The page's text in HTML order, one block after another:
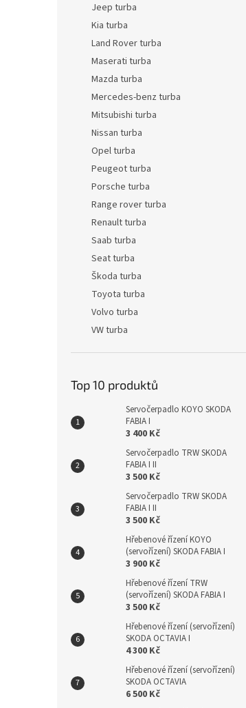
Jeep turba
Kia turba
Land Rover turba
Maserati turba
Mazda turba
Mercedes-benz turba
Mitsubishi turba
Nissan turba
Opel turba
Peugeot turba
Porsche turba
Range rover turba
Renault turba
Saab turba
Seat turba
Škoda turba
Toyota turba
Volvo turba
VW turba
Top 10 produktů
Servočerpadlo KOYO SKODA
FABIA I
3 400 Kč
Servočerpadlo TRW SKODA
FABIA I II
3 500 Kč
Servočerpadlo TRW SKODA
FABIA I II
3 500 Kč
Hřebenové řízení KOYO
(servořízení) SKODA FABIA I
3 900 Kč
Hřebenové řízení TRW
(servořízení) SKODA FABIA I
3 500 Kč
Hřebenové řízení (servořízení)
SKODA OCTAVIA I
4 300 Kč
Hřebenové řízení (servořízení)
SKODA OCTAVIA
6 500 Kč